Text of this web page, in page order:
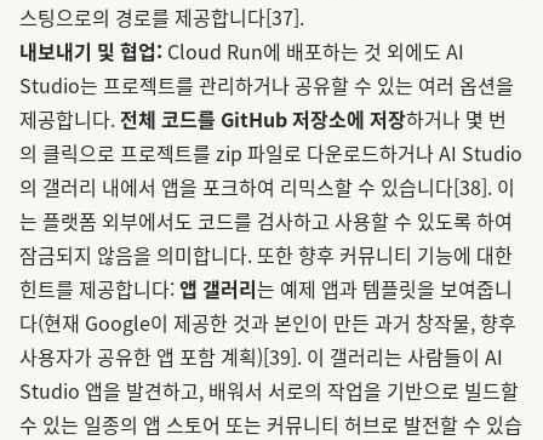
스팅으로의 경로를 제공합니다[37].
내보내기 및 협업: Cloud Run에 배포하는 것 외에도 AI
Studio는 프로젝트를 관리하거나 공유할 수 있는 여러 옵션을
제공합니다.전체 코드를 GitHub 저장소에 저장하거나 몇 번
의 클릭으로 프로젝트를 zip 파일로 다운로드하거나 AI Studio
의 갤러리 내에서 앱을 포크하여 리믹스할 수 있습니다[38]. 이
는 플랫폼 외부에서도 코드를 검사하고 사용할 수 있도록 하여
잠금되지 않음을 의미합니다. 또한 향후 커뮤니티 기능에 대한
힌트를 제공합니다:앱 갤러리는 예제 앱과 템플릿을 보여줍니
다(현재 Google이 제공한 것과 본인이 만든 과거 창작물, 향후
사용자가 공유한 앱 포함 계획)[39]. 이 갤러리는 사람들이 AI
Studio 앱을 발견하고, 배워서 서로의 작업을 기반으로 빌드할
수 있는 일종의 앱 스토어 또는 커뮤니티 허브로 발전할 수 있습